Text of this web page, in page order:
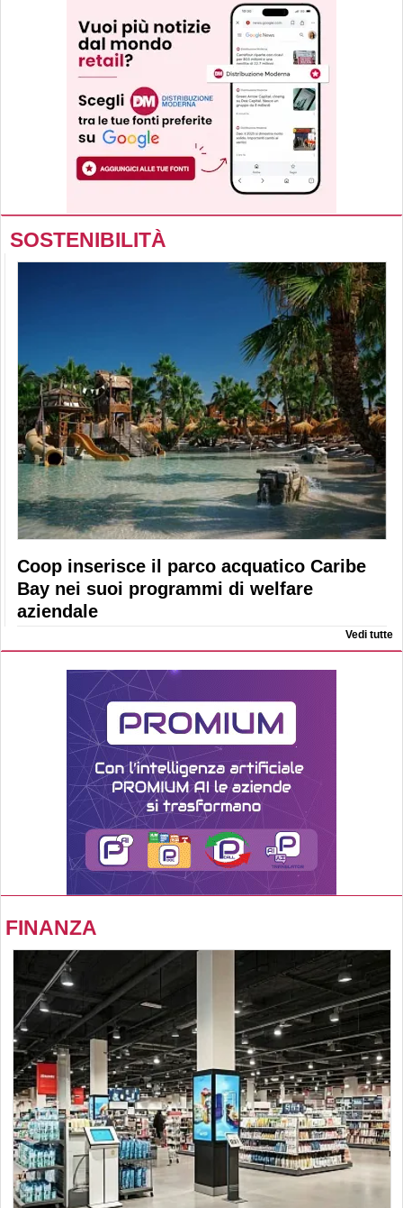
SOSTENIBILITÀ
Coop inserisce il parco acquatico Caribe
Bay nei suoi programmi di welfare
aziendale
Vedi tutte
FINANZA